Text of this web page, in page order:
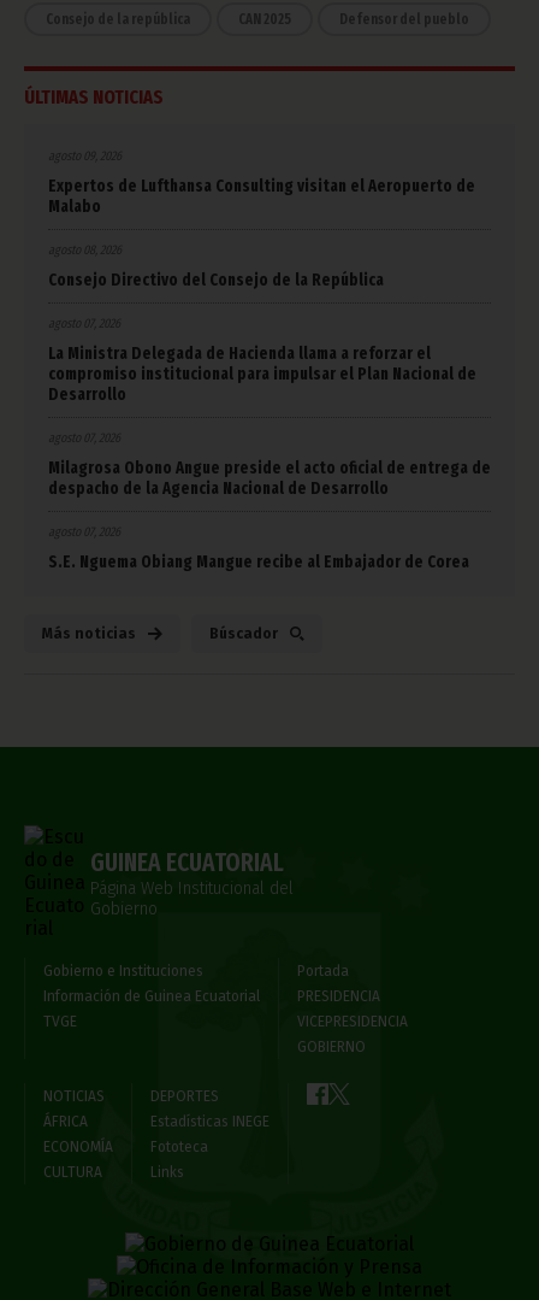
Consejo de la república CAN 2025 Defensor del pueblo
ÚLTIMAS NOTICIAS
agosto 09, 2026
Expertos de Lufthansa Consulting visitan el Aeropuerto de
Malabo
Consejo Directivo del Consejo de la República
agosto 07, 2026
La Ministra Delegada de Hacienda llama a reforzar el
compromiso institucional para impulsar el Plan Nacional de
Desarrollo
agosto 07, 2026
Milagrosa Obono Angue preside el acto oficial de entrega de
despacho de la Agencia Nacional de Desarrollo
agosto 07, 2026
S.E. Nguema Obiang Mangue recibe al Embajador de Corea
Más noticias Búscador
GUINEA ECUATORIAL
Página Web Institucional del
Gobierno
Gobierno e Instituciones
Información de Guinea Ecuatorial
TVGE
Portada
PRESIDENCIA
VICEPRESIDENCIA
GOBIERNO
NOTICIAS
ÁFRICA
ECONOMÍA
CULTURA
DEPORTES
Estadísticas INEGE
Fototeca
Links